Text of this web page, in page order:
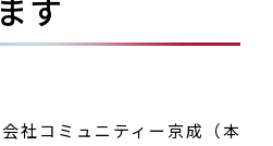
ます
社コミュニティー京成（本